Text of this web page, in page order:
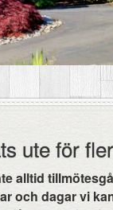
ute för fler
alltid
och dagar vi